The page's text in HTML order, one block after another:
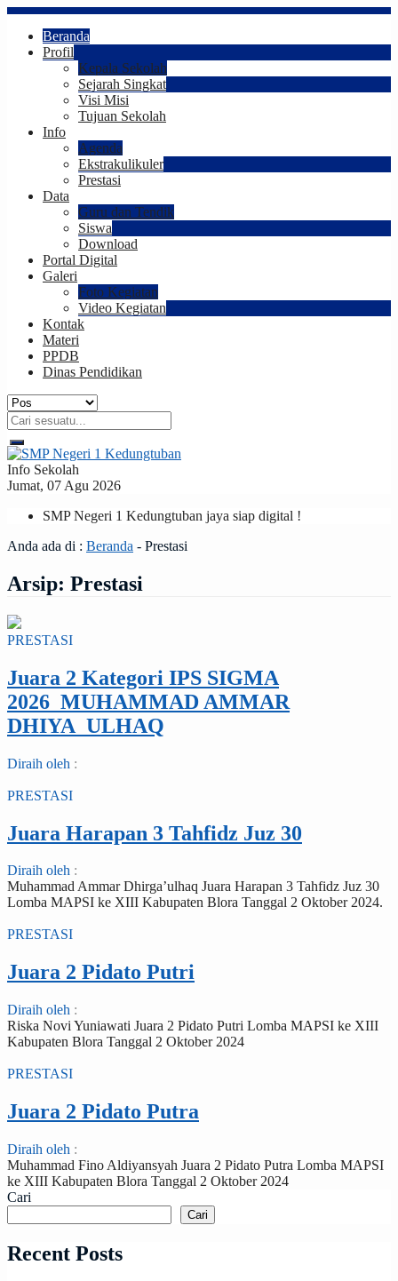
Beranda
Profil
Kepala Sekolah
Sejarah Singkat
Visi Misi
Tujuan Sekolah
Info
Agenda
Ekstrakulikuler
Prestasi
Data
Guru dan Tendik
Siswa
Download
Portal Digital
Galeri
Foto Kegiatan
Video Kegiatan
Kontak
Materi
PPDB
Dinas Pendidikan
Info Sekolah
Jumat, 07 Agu 2026
SMP Negeri 1 Kedungtuban jaya siap digital !
Anda ada di : Beranda - Prestasi
Arsip: Prestasi
PRESTASI
Juara 2 Kategori IPS SIGMA
2026_MUHAMMAD AMMAR
DHIYA_ULHAQ
Diraih oleh :
PRESTASI
Juara Harapan 3 Tahfidz Juz 30
Diraih oleh :
Muhammad Ammar Dhirga’ulhaq Juara Harapan 3 Tahfidz Juz 30
Lomba MAPSI ke XIII Kabupaten Blora Tanggal 2 Oktober 2024.
PRESTASI
Juara 2 Pidato Putri
Diraih oleh :
Riska Novi Yuniawati Juara 2 Pidato Putri Lomba MAPSI ke XIII
Kabupaten Blora Tanggal 2 Oktober 2024
PRESTASI
Juara 2 Pidato Putra
Diraih oleh :
Muhammad Fino Aldiyansyah Juara 2 Pidato Putra Lomba MAPSI
ke XIII Kabupaten Blora Tanggal 2 Oktober 2024
Cari
Cari
Recent Posts